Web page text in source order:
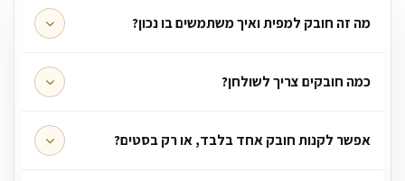
מה זה חובק למפית ואיך משתמשים בו נכון?
כמה חובקים צריך לשולחן?
אפשר לקנות חובק אחד בלבד, או רק בסטים?